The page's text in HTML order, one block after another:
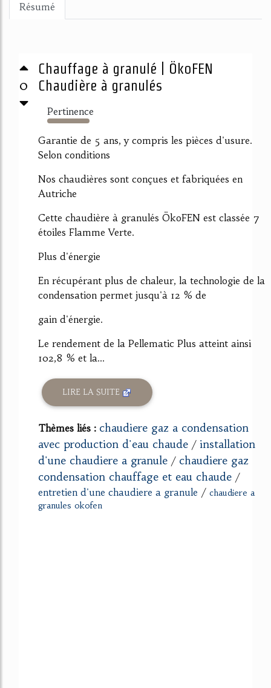
Résumé
0
Chauffage à granulé | ÖkoFEN
Chaudière à granulés
Pertinence
867%
Garantie de 5 ans, y compris les pièces d'usure.
Selon conditions
Nos chaudières sont conçues et fabriquées en
Autriche
Cette chaudière à granulés ÖkoFEN est classée 7
étoiles Flamme Verte.
Plus d'énergie
En récupérant plus de chaleur, la technologie de la
condensation permet jusqu'à 12 % de
gain d'énergie.
Le rendement de la Pellematic Plus atteint ainsi
102,8 % et la...
LIRE LA SUITE
Thèmes liés : chaudiere gaz a condensation
avec production d'eau chaude / installation
d'une chaudiere a granule / chaudiere gaz
condensation chauffage et eau chaude /
entretien d'une chaudiere a granule / chaudiere a
granules okofen